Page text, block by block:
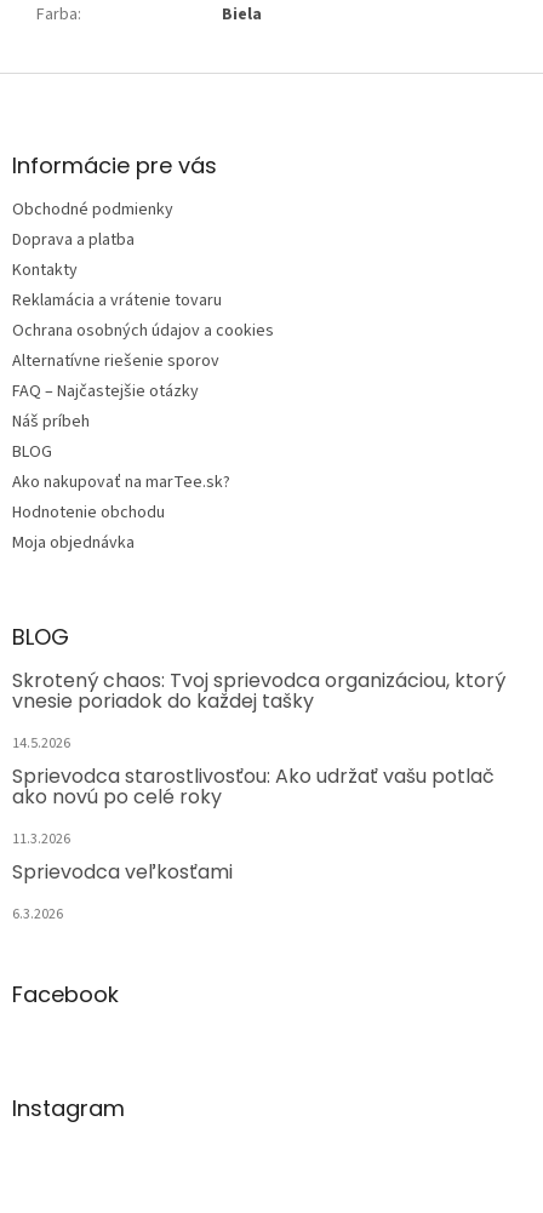
Farba: Biela
Z
ä
e
Informácie pre vás
Obchodné podmienky
Doprava a platba
Kontakty
Reklamácia a vrátenie tovaru
Ochrana osobných údajov a cookies
Alternatívne riešenie sporov
FAQ – Najčastejšie otázky
Náš príbeh
BLOG
Ako nakupovať na marTee.sk?
Hodnotenie obchodu
Moja objednávka
BLOG
Skrotený chaos: Tvoj sprievodca organizáciou, ktorý
vnesie poriadok do každej tašky
14.5.2026
Sprievodca starostlivosťou: Ako udržať vašu potlač
ako novú po celé roky
11.3.2026
Sprievodca veľkosťami
6.3.2026
Facebook
Instagram